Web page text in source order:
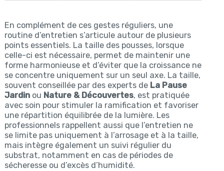
En complément de ces gestes réguliers, une
routine d’entretien s’articule autour de plusieurs
points essentiels. La taille des pousses, lorsque
celle-ci est nécessaire, permet de maintenir une
forme harmonieuse et d’éviter que la croissance ne
se concentre uniquement sur un seul axe. La taille,
souvent conseillée par des experts de La Pause
Jardinou Nature & Découvertes, est pratiquée
avec soin pour stimuler la ramification et favoriser
une répartition équilibrée de la lumière. Les
professionnels rappellent aussi que l’entretien ne
se limite pas uniquement à l’arrosage et à la taille,
mais intègre également un suivi régulier du
substrat, notamment en cas de périodes de
sécheresse ou d’excès d’humidité.